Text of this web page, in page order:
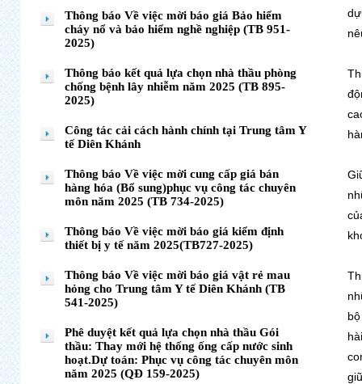
Thông báo Về việc mời báo giá Bảo hiểm
cháy nổ và bảo hiểm nghề nghiệp (TB 951-
2025)
Thông báo kết quả lựa chọn nhà thầu phòng
chống bệnh lây nhiễm năm 2025 (TB 895-
2025)
Công tác cải cách hành chính tại Trung tâm Y
tế Diên Khánh
Thông báo Về việc mời cung cấp giá bán
hàng hóa (Bổ sung)phục vụ công tác chuyên
môn năm 2025 (TB 734-2025)
Thông báo Về việc mời báo giá kiểm định
thiết bị y tế năm 2025(TB727-2025)
Thông báo Về việc mời báo giá vật rẻ mau
hỏng cho Trung tâm Y tế Diên Khánh (TB
541-2025)
Phê duyệt kết quả lựa chọn nhà thầu Gói
thầu: Thay mới hệ thống ống cấp nước sinh
hoạt.Dự toán: Phục vụ công tác chuyên môn
năm 2025 (QĐ 159-2025)